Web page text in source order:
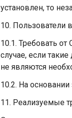
установлен, то
10. Пользователи
10.1. Требовать
случае, если
не являются
10.2. На
11. Реализуемые